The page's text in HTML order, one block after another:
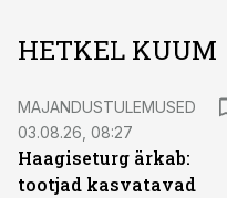
HETKEL KUUM
MAJANDUSTULEMUSED
03.08.26, 08:27
Haagiseturg ärkab:
tootjad kasvatavad